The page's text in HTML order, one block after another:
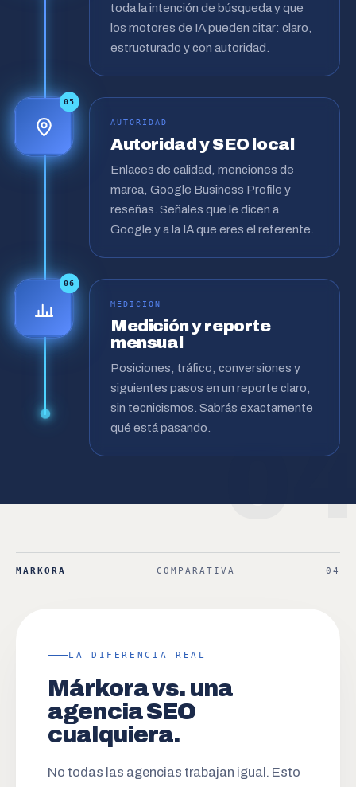
toda la intención de búsqueda y que
los motores de IA pueden citar: claro,
estructurado y con autoridad.
05
AUTORIDAD
Autoridad y SEO local
Enlaces de calidad, menciones de
marca, Google Business Profile y
reseñas. Señales que le dicen a
Google y a la IA que eres el referente.
06
MEDICIÓN
Medición y reporte
mensual
Posiciones, tráfico, conversiones y
siguientes pasos en un reporte claro,
sin tecnicismos. Sabrás exactamente
qué está pasando.
MÁRKORA COMPARATIVA 04
LA DIFERENCIA REAL
Márkora vs. una
agencia SEO
cualquiera.
No todas las agencias trabajan igual. Esto